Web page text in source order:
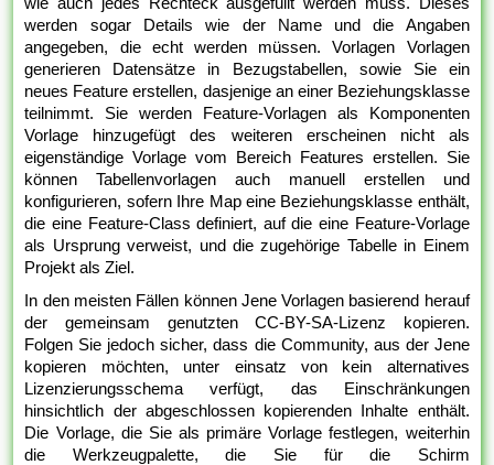
werden sogar Details wie der Name und die Angaben
angegeben, die echt werden müssen. Vorlagen Vorlagen
generieren Datensätze in Bezugstabellen, sowie Sie ein
neues Feature erstellen, dasjenige an einer Beziehungsklasse
teilnimmt. Sie werden Feature-Vorlagen als Komponenten
Vorlage hinzugefügt des weiteren erscheinen nicht als
eigenständige Vorlage vom Bereich Features erstellen. Sie
können Tabellenvorlagen auch manuell erstellen und
konfigurieren, sofern Ihre Map eine Beziehungsklasse enthält,
die eine Feature-Class definiert, auf die eine Feature-Vorlage
als Ursprung verweist, und die zugehörige Tabelle in Einem
Projekt als Ziel.
In den meisten Fällen können Jene Vorlagen basierend herauf
der gemeinsam genutzten CC-BY-SA-Lizenz kopieren.
Folgen Sie jedoch sicher, dass die Community, aus der Jene
kopieren möchten, unter einsatz von kein alternatives
Lizenzierungsschema verfügt, das Einschränkungen
hinsichtlich der abgeschlossen kopierenden Inhalte enthält.
Die Vorlage, die Sie als primäre Vorlage festlegen, weiterhin
die Werkzeugpalette, die Sie für die Schirm